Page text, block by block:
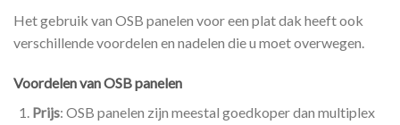
Het gebruik van OSB panelen voor een plat dak heeft ook
verschillende voordelen en nadelen die u moet overwegen.
Voordelen van OSB panelen
Prijs: OSB panelen zijn meestal goedkoper dan multiplex